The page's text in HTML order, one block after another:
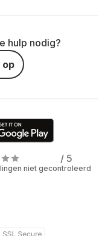
hulp nodig?
op
/ 5
niet gecontroleerd